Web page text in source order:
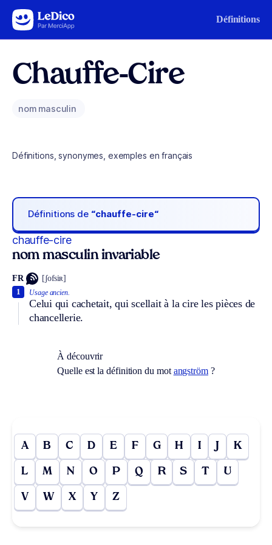
Aller au contenu Définitions
Chauffe-Cire
nom masculin
Définitions, synonymes, exemples en français
Définitions de “chauffe-cire“
chauffe-cire
nom masculin invariable
FR [ʃofsiʀ]
Usage ancien.
Celui qui cachetait, qui scellait à la cire les pièces de
chancellerie.
1
À découvrir
Quelle est la définition du mot angström?
A B C D E F G H I J K
L M N O P Q R S T U
V W X Y Z